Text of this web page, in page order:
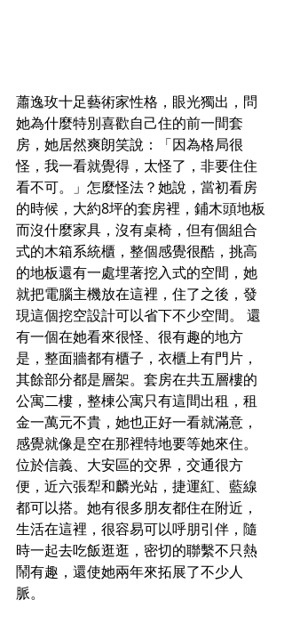
蕭逸玫十足藝術家性格，眼光獨出，問
她為什麼特別喜歡自己住的前一間套
房，她居然爽朗笑說：「因為格局很
怪，我一看就覺得，太怪了，非要住住
看不可。」怎麼怪法？她說，當初看房
的時候，大約8坪的套房裡，鋪木頭地板
而沒什麼家具，沒有桌椅，但有個組合
式的木箱系統櫃，整個感覺很酷，挑高
的地板還有一處埋著挖入式的空間，她
就把電腦主機放在這裡，住了之後，發
現這個挖空設計可以省下不少空間。 還
有一個在她看來很怪、很有趣的地方
是，整面牆都有櫃子，衣櫃上有門片，
其餘部分都是層架。套房在共五層樓的
公寓二樓，整棟公寓只有這間出租，租
金一萬元不貴，她也正好一看就滿意，
感覺就像是空在那裡特地要等她來住。
位於信義、大安區的交界，交通很方
便，近六張犁和麟光站，捷運紅、藍線
都可以搭。她有很多朋友都住在附近，
生活在這裡，很容易可以呼朋引伴，隨
時一起去吃飯逛逛，密切的聯繫不只熱
鬧有趣，還使她兩年來拓展了不少人
脈。